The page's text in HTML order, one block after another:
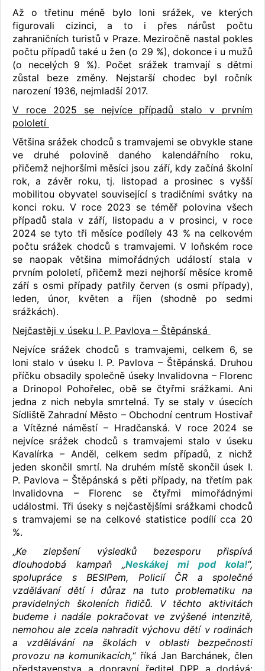
Až o třetinu méně bylo loni srážek, ve kterých
figurovali cizinci, a to i přes nárůst počtu
zahraničních turistů v Praze. Meziročně nastal pokles
počtu případů také u žen (o 29 %), dokonce i u mužů
(o necelých 9 %). Počet srážek tramvají s dětmi
zůstal beze změny. Nejstarší chodec byl ročník
narození 1936, nejmladší 2017.
V roce 2025 se nejvíce případů stalo v prvním
pololetí
Většina srážek chodců s tramvajemi se obvykle stane
ve druhé polovině daného kalendářního roku,
přičemž nejhoršími měsíci jsou září, kdy začíná školní
rok, a závěr roku, tj. listopad a prosinec s vyšší
mobilitou obyvatel související s tradičními svátky na
konci roku. V roce 2023 se téměř polovina všech
případů stala v září, listopadu a v prosinci, v roce
2024 se tyto tři měsíce podílely 43 % na celkovém
počtu srážek chodců s tramvajemi. V loňském roce
se naopak většina mimořádných událostí stala v
prvním pololetí, přičemž mezi nejhorší měsíce kromě
září s osmi případy patřily červen (s osmi případy),
leden, únor, květen a říjen (shodně po sedmi
srážkách).
Nejčastěji v úseku I. P. Pavlova – Štěpánská
Nejvíce srážek chodců s tramvajemi, celkem 6, se
loni stalo v úseku I. P. Pavlova – Štěpánská. Druhou
příčku obsadily společně úseky Invalidovna – Florenc
a Drinopol Pohořelec, obě se čtyřmi srážkami. Ani
jedna z nich nebyla smrtelná. Ty se staly v úsecích
Sídliště Zahradní Město – Obchodní centrum Hostivař
a Vítězné náměstí – Hradčanská. V roce 2024 se
nejvíce srážek chodců s tramvajemi stalo v úseku
Kavalírka – Anděl, celkem sedm případů, z nichž
jeden skončil smrtí. Na druhém místě skončil úsek I.
P. Pavlova – Štěpánská s pěti případy, na třetím pak
Invalidovna – Florenc se čtyřmi mimořádnými
událostmi. Tři úseky s nejčastějšími srážkami chodců
s tramvajemi se na celkové statistice podílí cca 20
%.
„Ke zlepšení výsledků bezesporu přispívá
dlouhodobá kampaň „Neskákej mi pod kola!“,
spolupráce s BESIPem, Policií ČR a společné
vzdělávaní dětí i důraz na tuto problematiku na
pravidelných školeních řidičů. V těchto aktivitách
budeme i nadále pokračovat ve zvýšené intenzitě,
nemohou ale zcela nahradit výchovu dětí v rodinách
a vzdělávání na školách v oblasti bezpečnosti
provozu na komunikacích,“ říká Jan Barchánek, člen
představenstva a dopravní ředitel DPP a dodává: